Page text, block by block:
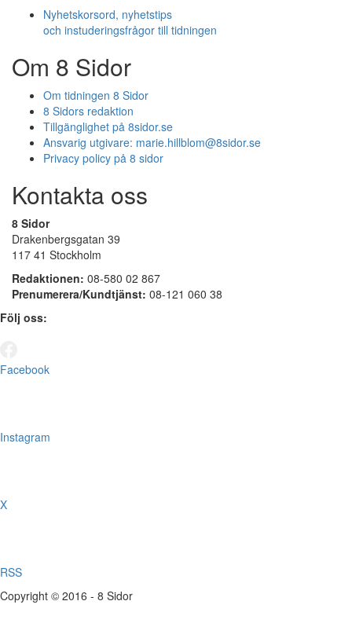
Nyhetskorsord, nyhetstips
och instuderingsfrågor till tidningen
Om 8 Sidor
Om tidningen 8 Sidor
8 Sidors redaktion
Tillgänglighet på 8sidor.se
Ansvarig utgivare: marie.hillblom@8sidor.se
Privacy policy på 8 sidor
Kontakta oss
8 Sidor
Drakenbergsgatan 39
117 41 Stockholm
Redaktionen: 08-580 02 867
Prenumerera/Kundtjänst: 08-121 060 38
Följ oss:
Facebook
Instagram
X
RSS
Copyright © 2016 - 8 Sidor